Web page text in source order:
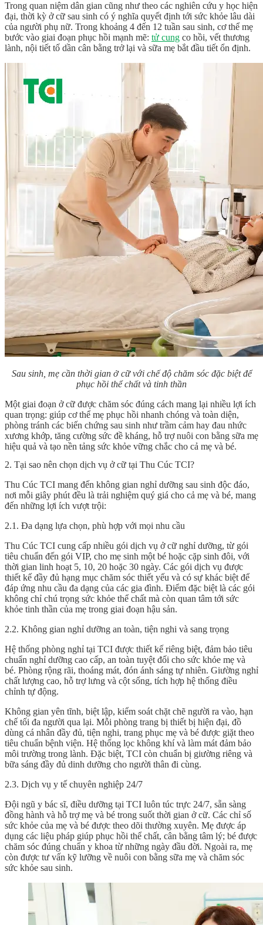
Trong quan niệm dân gian cũng như theo các nghiên cứu y học hiện
đại, thời kỳ ở cữ sau sinh có ý nghĩa quyết định tới sức khỏe lâu dài
của người phụ nữ. Trong khoảng 4 đến 12 tuần sau sinh, cơ thể mẹ
bước vào giai đoạn phục hồi mạnh mẽ: tử cung co hồi, vết thương
lành, nội tiết tố dần cân bằng trở lại và sữa mẹ bắt đầu tiết ổn định.
Sau sinh, mẹ cần thời gian ở cữ với chế độ chăm sóc đặc biệt để
phục hồi thể chất và tinh thần
Một giai đoạn ở cữ được chăm sóc đúng cách mang lại nhiều lợi ích
quan trọng: giúp cơ thể mẹ phục hồi nhanh chóng và toàn diện,
phòng tránh các biến chứng sau sinh như trầm cảm hay đau nhức
xương khớp, tăng cường sức đề kháng, hỗ trợ nuôi con bằng sữa mẹ
hiệu quả và tạo nền tảng sức khỏe vững chắc cho cả mẹ và bé.
2. Tại sao nên chọn dịch vụ ở cữ tại Thu Cúc TCI?
Thu Cúc TCI mang đến không gian nghỉ dưỡng sau sinh độc đáo,
nơi mỗi giây phút đều là trải nghiệm quý giá cho cả mẹ và bé, mang
đến những lợi ích vượt trội:
2.1. Đa dạng lựa chọn, phù hợp với mọi nhu cầu
Thu Cúc TCI cung cấp nhiều gói dịch vụ ở cữ nghỉ dưỡng, từ gói
tiêu chuẩn đến gói VIP, cho mẹ sinh một bé hoặc cặp sinh đôi, với
thời gian linh hoạt 5, 10, 20 hoặc 30 ngày. Các gói dịch vụ được
thiết kế đầy đủ hạng mục chăm sóc thiết yếu và có sự khác biệt để
đáp ứng nhu cầu đa dạng của các gia đình. Điểm đặc biệt là các gói
không chỉ chú trọng sức khỏe thể chất mà còn quan tâm tới sức
khỏe tinh thần của mẹ trong giai đoạn hậu sản.
2.2. Không gian nghỉ dưỡng an toàn, tiện nghi và sang trọng
Hệ thống phòng nghỉ tại TCI được thiết kế riêng biệt, đảm bảo tiêu
chuẩn nghỉ dưỡng cao cấp, an toàn tuyệt đối cho sức khỏe mẹ và
bé. Phòng rộng rãi, thoáng mát, đón ánh sáng tự nhiên. Giường nghỉ
chất lượng cao, hỗ trợ lưng và cột sống, tích hợp hệ thống điều
chỉnh tự động.
Không gian yên tĩnh, biệt lập, kiểm soát chặt chẽ người ra vào, hạn
chế tối đa người qua lại. Mỗi phòng trang bị thiết bị hiện đại, đồ
dùng cá nhân đầy đủ, tiện nghi, trang phục mẹ và bé được giặt theo
tiêu chuẩn bệnh viện. Hệ thống lọc không khí và làm mát đảm bảo
môi trường trong lành. Đặc biệt, TCI còn chuẩn bị giường riêng và
bữa sáng đầy đủ dinh dưỡng cho người thân đi cùng.
2.3. Dịch vụ y tế chuyên nghiệp 24/7
Đội ngũ y bác sĩ, điều dưỡng tại TCI luôn túc trực 24/7, sẵn sàng
đồng hành và hỗ trợ mẹ và bé trong suốt thời gian ở cữ. Các chỉ số
sức khỏe của mẹ và bé được theo dõi thường xuyên. Mẹ được áp
dụng các liệu pháp giúp phục hồi thể chất, cân bằng tâm lý; bé được
chăm sóc đúng chuẩn y khoa từ những ngày đầu đời. Ngoài ra, mẹ
còn được tư vấn kỹ lưỡng về nuôi con bằng sữa mẹ và chăm sóc
sức khỏe sau sinh.